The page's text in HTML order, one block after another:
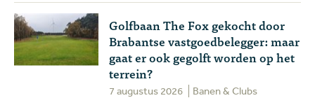
Golfbaan The Fox gekocht door
Brabantse vastgoedbelegger: maar
gaat er ook gegolft worden op het
terrein?
7 augustus 2026 Banen & Clubs